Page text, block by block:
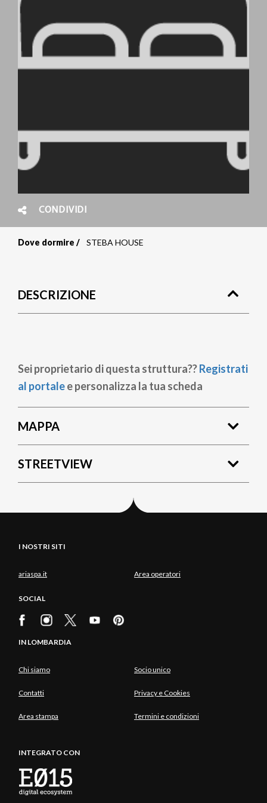
CONDIVIDI
pane
Dove dormire STEBA HOUSE
DESCRIZIONE
Sei proprietario di questa struttura??Registrati
al portalee personalizza la tua scheda
MAPPA
STREETVIEW
I NOSTRI SITI
ariaspa.it Area operatori
SOCIAL
IN LOMBARDIA
Chi siamo Socio unico
Contatti Privacy e Cookies
Area stampa Termini e condizioni
INTEGRATO CON